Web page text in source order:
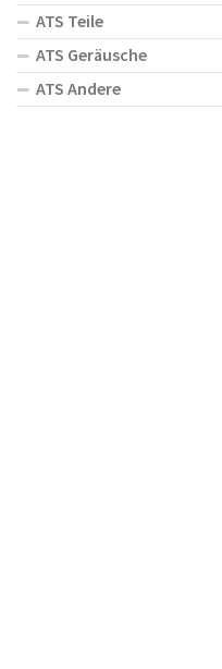
ATS Teile
ATS Geräusche
ATS Andere